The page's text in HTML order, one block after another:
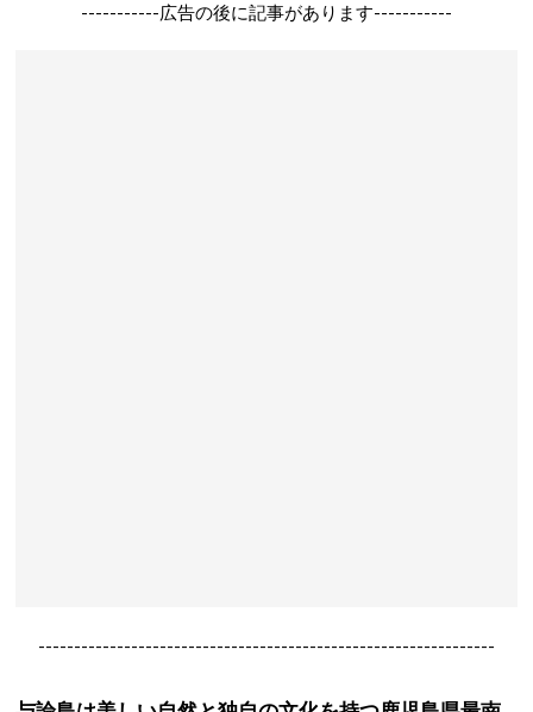
-----------広告の後に記事があります-----------
----------------------------------------------------------------